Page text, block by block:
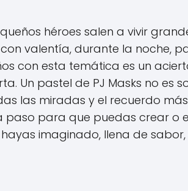
héroes salen a vivir
valentía, durante la noche,
con esta temática es un
Un pastel de PJ Masks no es
las miradas y el recuerdo
paso para que puedas crear o
imaginado, llena de